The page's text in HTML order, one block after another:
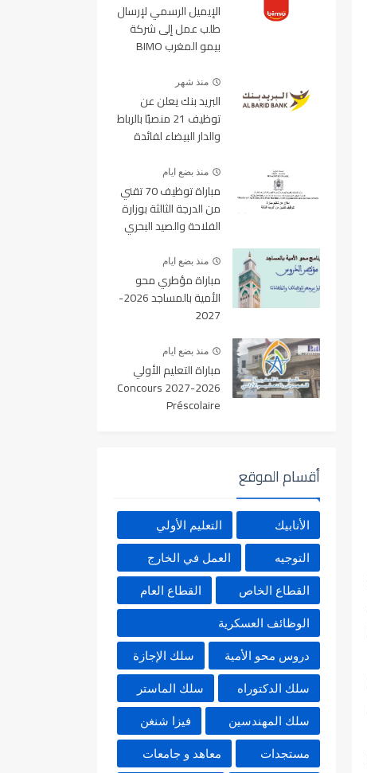
الإيميل الرسمي لإرسال
طلب عمل إلى شركة
بيمو المغرب BIMO
منذ شهر
البريد بنك يعلن عن
توظيف 21 منصبًا بالرباط
والدار البيضاء لفائدة
والتقنيين
منذ بضع ايام
مباراة توظيف 70 تقني
من الدرجة الثالثة بوزارة
الفلاحة والصيد البحري
غشت 2026
منذ بضع ايام
مباراة مؤطري محو
الأمية بالمساجد 2026-
2027
منذ بضع ايام
مباراة التعليم الأولي
2026-2027 Concours
Préscolaire
أقسام الموقع
الأنابيك التعليم الأولي
التوجيه العمل في الخارج
القطاع الخاص القطاع العام
الوظائف العسكرية
دروس محو الأمية سلك الإجازة
سلك الدكتوراه سلك الماستر
سلك المهندسين فيزا شنغن
مستجدات معاهد و جامعات